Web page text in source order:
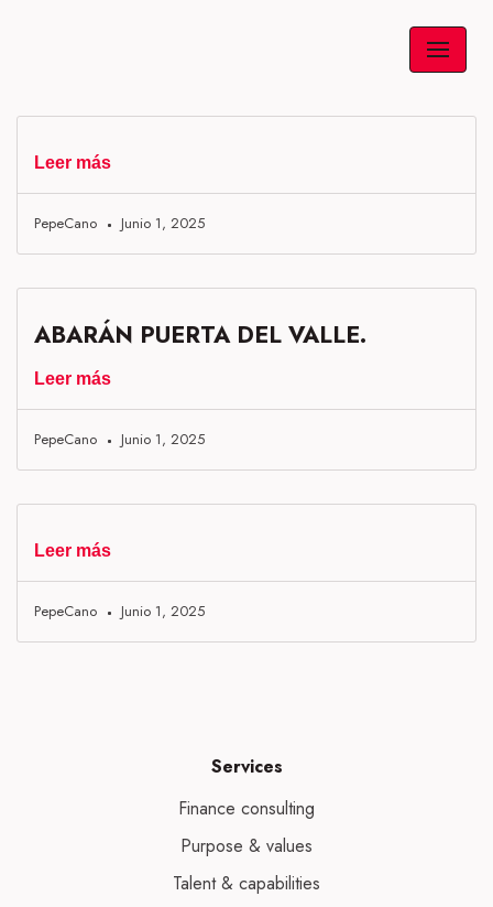
contenido
Leer más
PepeCano Junio 1, 2025
ABARÁN PUERTA DEL VALLE.
Leer más
PepeCano Junio 1, 2025
Leer más
PepeCano Junio 1, 2025
Services
Finance consulting
Purpose & values
Talent & capabilities